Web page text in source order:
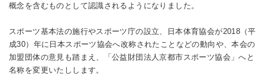
概念を含むものとして認識されるようになりました。
スポーツ基本法の施行やスポーツ庁の設立、日本体育協会が2018（平
成30）年に日本スポーツ協会へ改称されたことなどの動向や、本会の
加盟団体の意見も踏まえ、「公益財団法人京都市スポーツ協会」へと
名称を変更いたしします。